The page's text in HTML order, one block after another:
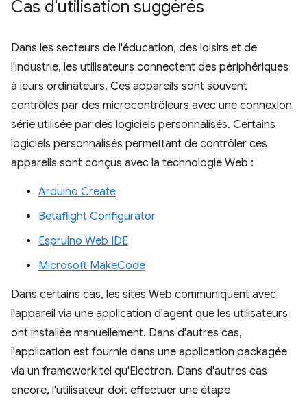
Cas d'utilisation suggérés
Dans les secteurs de l'éducation, des loisirs et de
l'industrie, les utilisateurs connectent des périphériques
à leurs ordinateurs. Ces appareils sont souvent
contrôlés par des microcontrôleurs avec une connexion
série utilisée par des logiciels personnalisés. Certains
logiciels personnalisés permettant de contrôler ces
appareils sont conçus avec la technologie Web :
Arduino Create
Betaflight Configurator
Espruino Web IDE
Microsoft MakeCode
Dans certains cas, les sites Web communiquent avec
l'appareil via une application d'agent que les utilisateurs
ont installée manuellement. Dans d'autres cas,
l'application est fournie dans une application packagée
via un framework tel qu'Electron. Dans d'autres cas
encore, l'utilisateur doit effectuer une étape